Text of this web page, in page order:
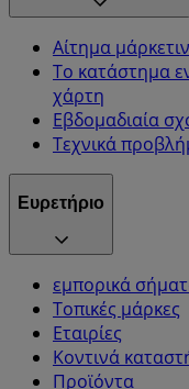
Αίτημα
Το κατάστημα
χάρτη
Εβδομαδιαία
Τεχνικά
Ευρετήριο
εμπορικά
Τοπικές μάρκες
Εταιρίες
Κοντινά
Προϊόντα